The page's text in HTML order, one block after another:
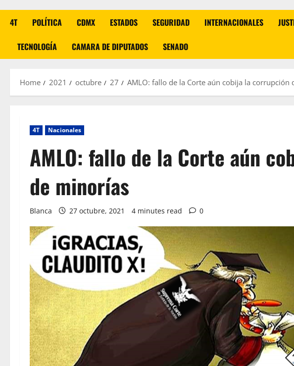
4T POLÍTICA CDMX ESTADOS SEGURIDAD INTERNACIONALES
TECNOLOGÍA CAMARA DE DIPUTADOS SENADO
Home 2021 octubre 27 AMLO: fallo de la Corte aún cobija la corrupción
4T Nacionales
AMLO: fallo de la Corte aún
de minorías
Blanca 27 octubre, 2021 4 minutes read 0